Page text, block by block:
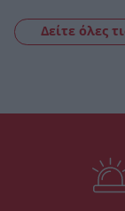
Δείτε όλες